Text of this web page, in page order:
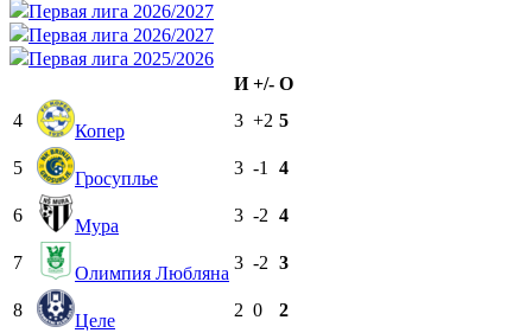
Первая лига 2026/2027
Первая лига 2026/2027
Первая лига 2025/2026
И +/- О
4
Копер
3 +2 5
5
Гросуплье
3 -1 4
6
Мура
3 -2 4
7
Олимпия Любляна
3 -2 3
8
Целе
2 0 2